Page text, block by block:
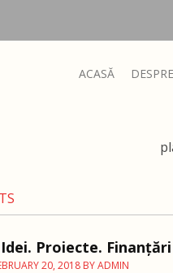
ACASĂ DESPRE
Idei. Proiecte. Finanțări
20, 2018 BYADMIN